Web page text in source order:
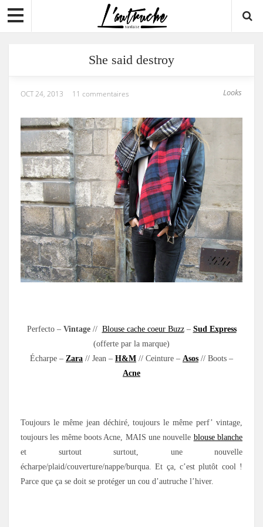
She said destroy
Looks
OCT 24, 2013 11 commentaires
Perfecto – Vintage// Blouse cache coeur Buzz– Sud Express
(offerte par la marque)
Écharpe – Zara // Jean – H&M // Ceinture – Asos // Boots –
Acne
Toujours le même jean déchiré, toujours le même perf’ vintage,
toujours les même boots Acne, MAIS une nouvelle blouse blanche
et surtout surtout, une nouvelle
écharpe/plaid/couverture/nappe/burqua. Et ça, c’est plutôt cool !
Parce que ça se doit se protéger un cou d’autruche l’hiver.